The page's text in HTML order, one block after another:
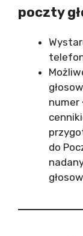
poczty
numer
do